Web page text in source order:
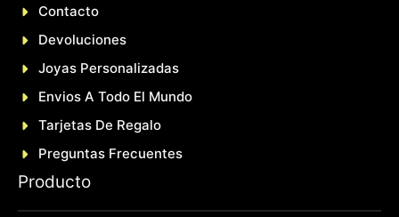
Contacto
Devoluciones
Joyas Personalizadas
EnVios A Todo El Mundo
Tarjetas De Regalo
Preguntas Frecuentes
Producto